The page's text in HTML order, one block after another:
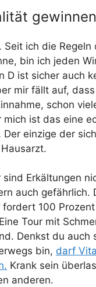
gewinnen
Seit ich die Regeln
bin ich jeden
D ist sicher auch
mir fällt auf,
schon
mich ist das eine
einzige der
sind Erkältungen
auch gefährlich.
fordert 100 Prozent
Tour mit
Denkst du auch
bin, darf
Krank sein
anderen.